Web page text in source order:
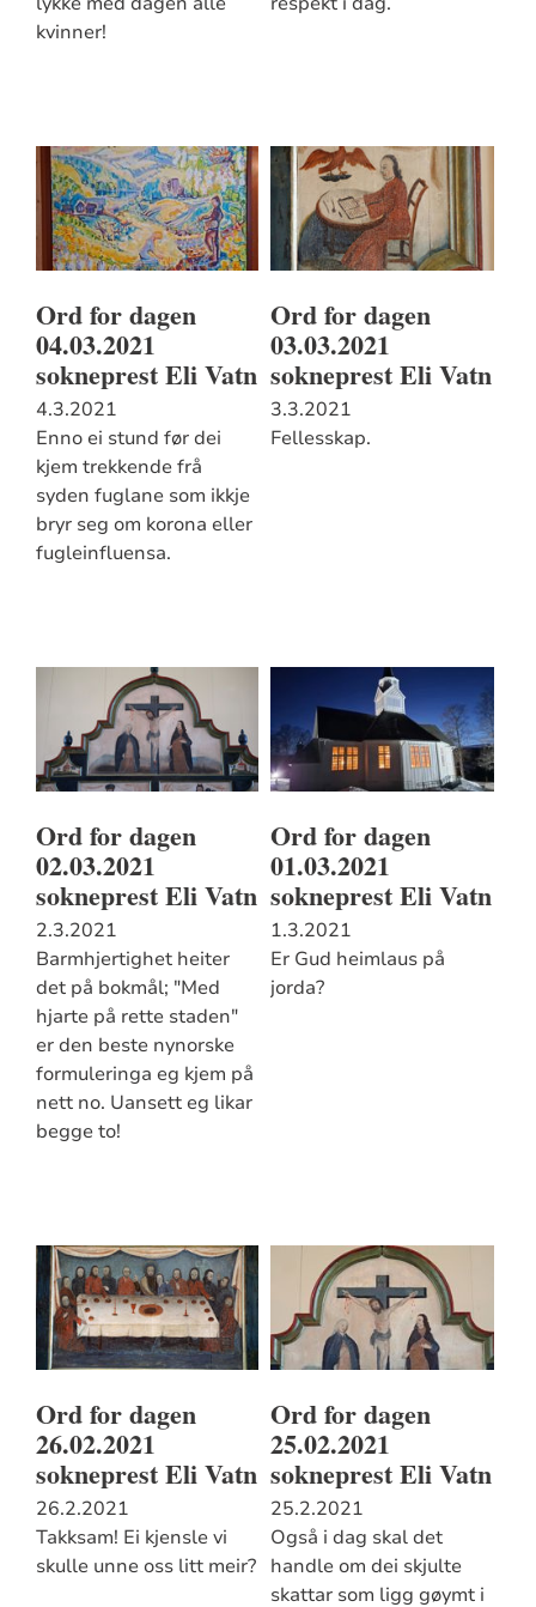
kvinner!
Ord for dagen
04.03.2021
sokneprest Eli Vatn
4.3.2021
Enno ei stund før dei
kjem trekkende frå
syden fuglane som ikkje
bryr seg om korona eller
fugleinfluensa.
Ord for dagen
03.03.2021
sokneprest Eli Vatn
3.3.2021
Fellesskap.
Ord for dagen
02.03.2021
sokneprest Eli Vatn
2.3.2021
Barmhjertighet heiter
det på bokmål; "Med
hjarte på rette staden"
er den beste nynorske
formuleringa eg kjem på
nett no. Uansett eg likar
begge to!
Ord for dagen
01.03.2021
sokneprest Eli Vatn
1.3.2021
Er Gud heimlaus på
jorda?
Ord for dagen
26.02.2021
sokneprest Eli Vatn
26.2.2021
Takksam! Ei kjensle vi
skulle unne oss litt meir?
Ord for dagen
25.02.2021
sokneprest Eli Vatn
25.2.2021
Også i dag skal det
handle om dei skjulte
skattar som ligg gøymt i